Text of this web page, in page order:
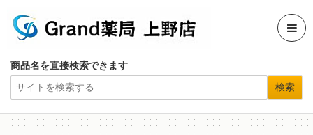
商品名を直接検索できます